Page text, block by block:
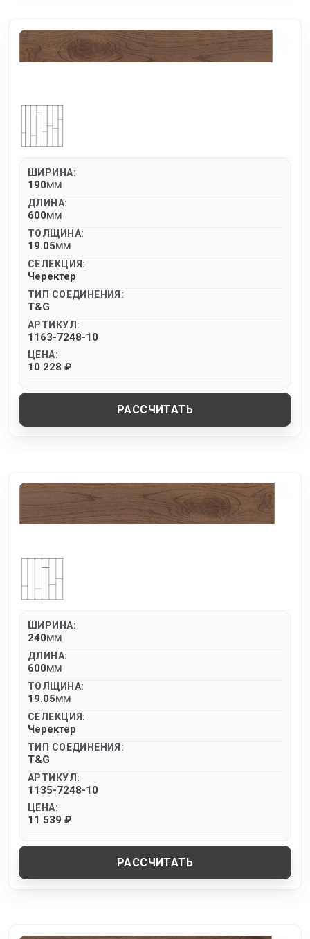
ШИРИНА:
190MM
ДЛИНА:
600MM
ТОЛЩИНА:
19.05MM
СЕЛЕКЦИЯ:
Черектер
ТИП СОЕДИНЕНИЯ:
T&G
АРТИКУЛ:
1163-7248-10
ЦЕНА:
10 228 ₽
РАССЧИТАТЬ
ШИРИНА:
240MM
ДЛИНА:
600MM
ТОЛЩИНА:
19.05MM
СЕЛЕКЦИЯ:
Черектер
ТИП СОЕДИНЕНИЯ:
T&G
АРТИКУЛ:
1135-7248-10
ЦЕНА:
11 539 ₽
РАССЧИТАТЬ